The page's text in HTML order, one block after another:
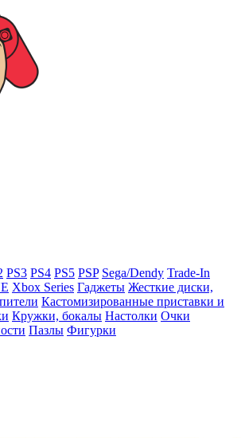
PS3 PS4 PS5 PSP Sega/Dendy Trade-In
Xbox Series Гаджеты Жесткие диски,
Кастомизированные приставки и
Кружки, бокалы Настолки Очки
Пазлы Фигурки